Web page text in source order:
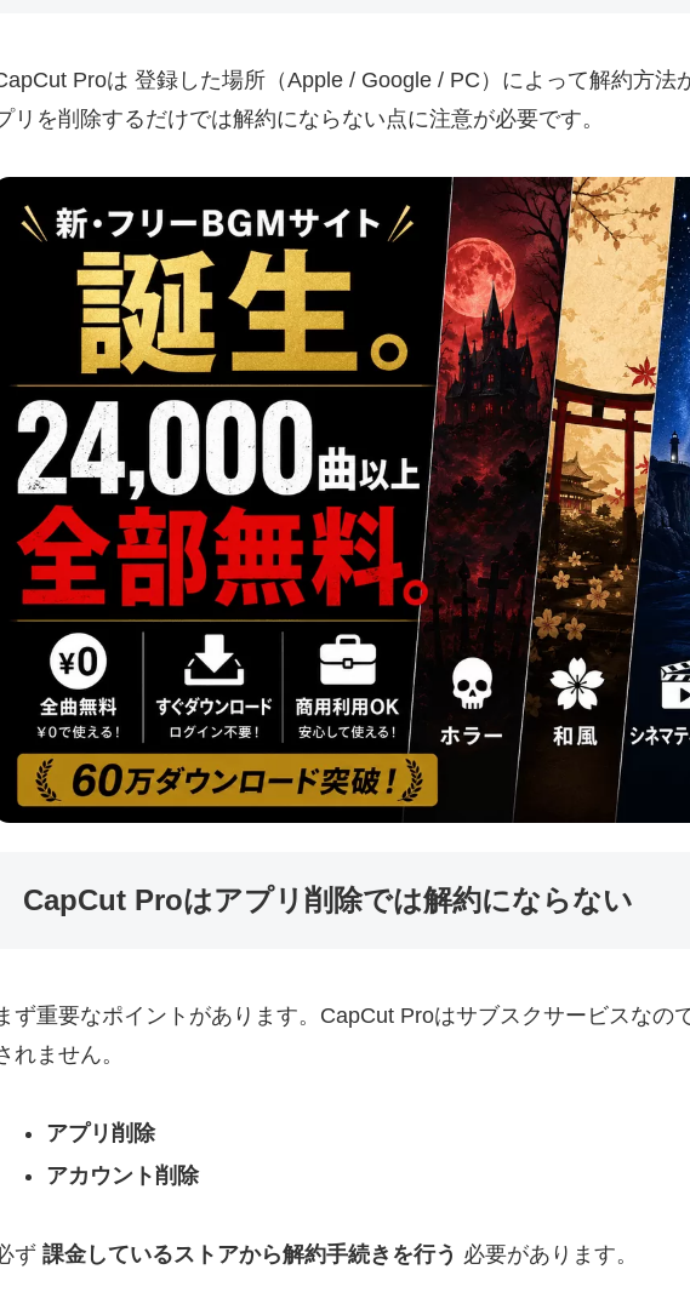
Proは 登録した場所（Apple / Google / PC）によって解約方法
リを削除するだけでは解約にならない点に注意が必要です。
CapCut Proはアプリ削除では解約にならない
ず重要なポイントがあります。CapCut Proはサブスクサービスなの
れません。
アプリ削除
アカウント削除
ず 課金しているストアから解約手続きを行う 必要があります。